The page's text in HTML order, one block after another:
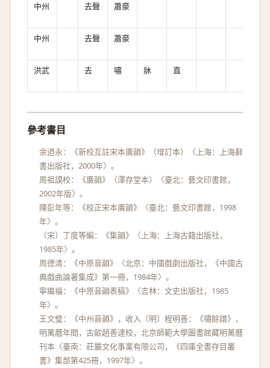
中州 去聲 蕭豪
中州 去聲 蕭豪
洪武 去 嘯 牀 直
參考書目
余迺永：《新校互註宋本廣韻》（增訂本）〈上海：上海辭
書出版社，2000年〉。
周祖謨校：《廣韻》（澤存堂本）〈臺北：藝文印書館，
2002年版〉。
陳彭年等：《校正宋本廣韻》〈臺北：藝文印書館，1998
年〉。
（宋）丁度等編：《集韻》〈上海：上海古籍出版社，
1985年〉。
周德清：《中原音韻》〈北京：中國戲劇出版社，《中國古
典戲曲論著集成》第一冊，1984年〉。
寧繼福：《中原音韻表稿》〈吉林：文史出版社，1985
年〉。
王文璧：《中州音韻》，收入〔明〕程明善：《嘯餘譜》，
明萬曆年間，古歙趙善達校，北京師範大學圖書館藏明萬曆
刊本〈臺南：莊嚴文化事業有限公司，《四庫全書存目叢
書》集部第425冊，1997年〉。